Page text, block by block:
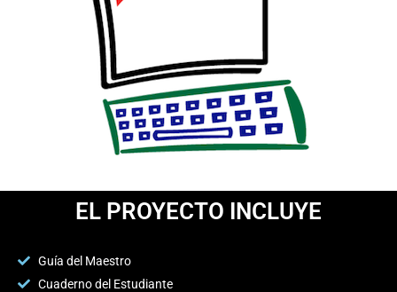
EL PROYECTO INCLUYE
Guía del Maestro
Cuaderno del Estudiante